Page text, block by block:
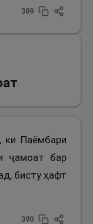
389
Паёмбари
ҷамоат бар
бисту ҳафт
390